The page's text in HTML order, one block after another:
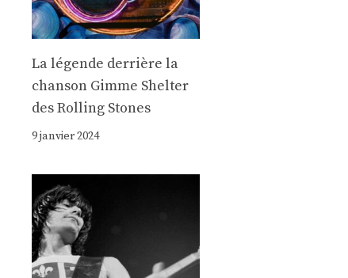
La légende derrière la
chanson Gimme Shelter
des Rolling Stones
9 janvier 2024